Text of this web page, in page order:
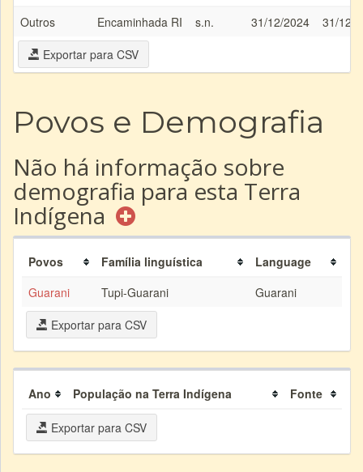
Outros
Encaminhada RI s.n. 31/12/2024
31/12/
Exportar para CSV
Povos e Demografia
Não há informação sobre
demografia para esta Terra
Indígena
Povos Família linguística
Language
Guarani
Tupi-Guarani
Guarani
Exportar para CSV
Ano População na Terra Indígena Fonte
Exportar para CSV